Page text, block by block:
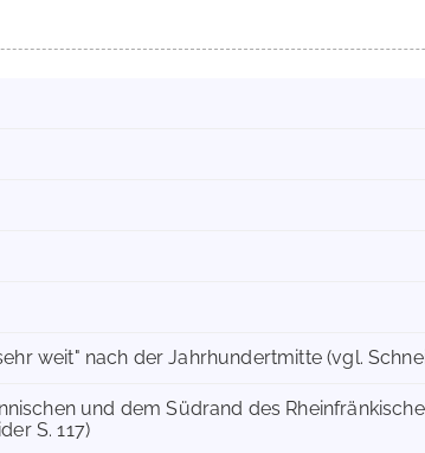
weit" nach der Jahrhundertmitte (vgl.
und dem Südrand des
S. 117)